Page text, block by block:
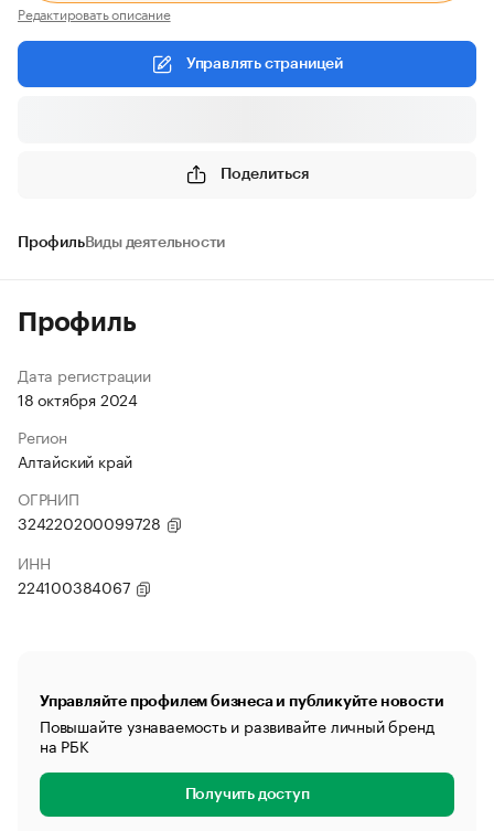
Редактировать описание
Управлять страницей
Поделиться
ПрофильВиды деятельности
Профиль
Дата регистрации
18 октября 2024
Регион
Алтайский край
ОГРНИП
324220200099728
ИНН
224100384067
Управляйте профилем бизнеса и публикуйте новости
Повышайте узнаваемость и развивайте личный бренд
на РБК
Получить доступ